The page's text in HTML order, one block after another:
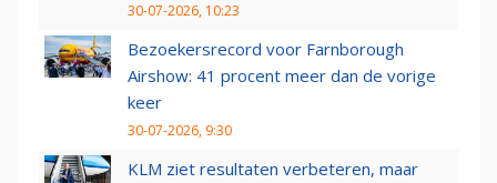
30-07-2026, 10:23
Bezoekersrecord voor Farnborough
Airshow: 41 procent meer dan de vorige
keer
30-07-2026, 9:30
KLM ziet resultaten verbeteren, maar